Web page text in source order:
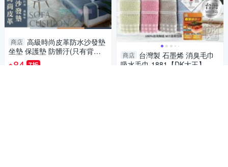
商店 高級時尚皮革防水沙發墊
坐墊 保護墊 防髒汙(只有背墊x
2)
$84 7折
商店 台灣製 石墨烯 消臭毛巾
吸水毛巾 1881【DK大王】